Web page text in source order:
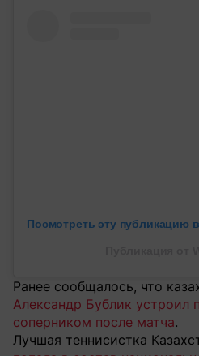
Посмотреть эту публикацию
Ранее сообщалось, что
Александр Бублик устроил
соперником после матча.
Лучшая теннисистка